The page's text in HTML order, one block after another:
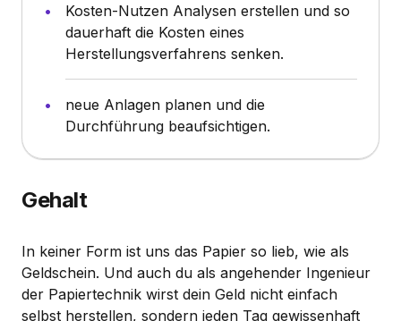
Kosten-Nutzen Analysen erstellen und so
dauerhaft die Kosten eines
Herstellungsverfahrens senken.
neue Anlagen planen und die
Durchführung beaufsichtigen.
Gehalt
In keiner Form ist uns das Papier so lieb, wie als
Geldschein. Und auch du als angehender Ingenieur
der Papiertechnik wirst dein Geld nicht einfach
selbst herstellen, sondern jeden Tag gewissenhaft